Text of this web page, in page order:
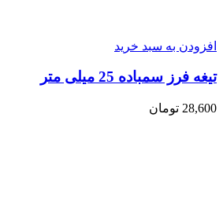
افزودن به سبد خرید
تیغه فرز سمباده 25 میلی متر
28,600 تومان